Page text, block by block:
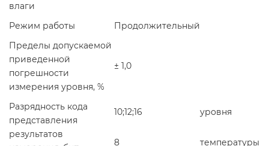
влаги
Режим работы
Продолжительный
Пределы допускаемой
приведенной
погрешности
измерения уровня, %
± 1,0
Разрядность кода
представления
результатов
10;12;16 уровня
8 температуры